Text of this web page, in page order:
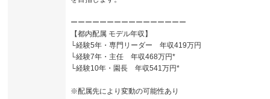
ーーーーーーーーーーーーーーーー
【都内配属 モデル年収】
└経験5年・専門リーダー 年収419万円
└経験7年・主任 年収468万円*
└経験10年・園長 年収541万円*
※配属先により変動の可能性あり